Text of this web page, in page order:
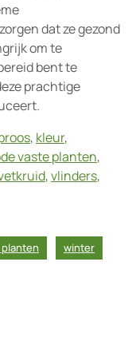
dat ze gezond
om te
bent te
prachtige
, kleur,
vaste planten,
,vlinders,
winter